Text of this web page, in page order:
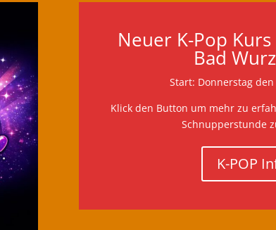
Neuer K-Pop
Bad
Start: Donnerstag den
Klick den Button um mehr zu
Schnupperstunde
K-POP